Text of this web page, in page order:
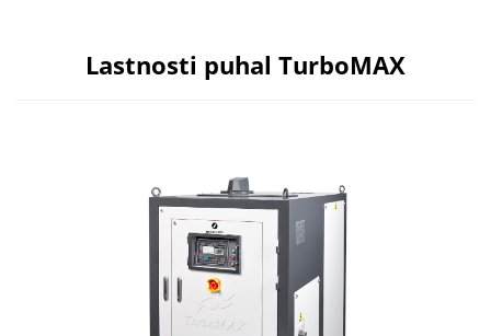
Lastnosti puhal TurboMAX